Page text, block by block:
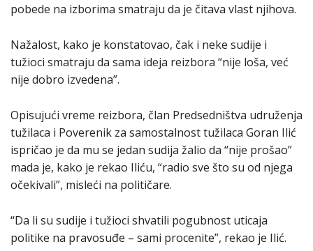
pobede na izborima smatraju da je čitava vlast njihova.
Nažalost, kako je konstatovao, čak i neke sudije i
tužioci smatraju da sama ideja reizbora “nije loša, već
nije dobro izvedena”.
Opisujući vreme reizbora, član Predsedništva udruženja
tužilaca i Poverenik za samostalnost tužilaca Goran Ilić
ispričao je da mu se jedan sudija žalio da “nije prošao”
mada je, kako je rekao Iliću, “radio sve što su od njega
očekivali”, misleći na političare.
“Da li su sudije i tužioci shvatili pogubnost uticaja
politike na pravosuđe – sami procenite”, rekao je Ilić.